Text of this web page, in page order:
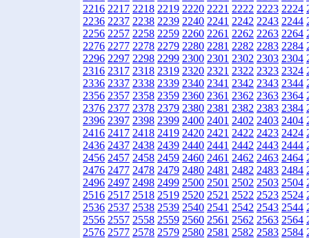
2216 2217 2218 2219 2220 2221 2222 2223 2224
2236 2237 2238 2239 2240 2241 2242 2243 2244
2256 2257 2258 2259 2260 2261 2262 2263 2264
2276 2277 2278 2279 2280 2281 2282 2283 2284
2296 2297 2298 2299 2300 2301 2302 2303 2304
2316 2317 2318 2319 2320 2321 2322 2323 2324
2336 2337 2338 2339 2340 2341 2342 2343 2344
2356 2357 2358 2359 2360 2361 2362 2363 2364
2376 2377 2378 2379 2380 2381 2382 2383 2384
2396 2397 2398 2399 2400 2401 2402 2403 2404
2416 2417 2418 2419 2420 2421 2422 2423 2424
2436 2437 2438 2439 2440 2441 2442 2443 2444
2456 2457 2458 2459 2460 2461 2462 2463 2464
2476 2477 2478 2479 2480 2481 2482 2483 2484
2496 2497 2498 2499 2500 2501 2502 2503 2504
2516 2517 2518 2519 2520 2521 2522 2523 2524
2536 2537 2538 2539 2540 2541 2542 2543 2544
2556 2557 2558 2559 2560 2561 2562 2563 2564
2576 2577 2578 2579 2580 2581 2582 2583 2584